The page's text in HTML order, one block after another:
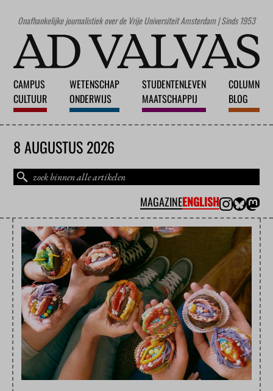
Onafhankelijke journalistiek over de Vrije Universiteit Amsterdam | Sinds 1953
CAMPUS
CULTUUR
WETENSCHAP
ONDERWIJS
STUDENTENLEVEN
MAATSCHAPPIJ
COLUMN
BLOG
8 AUGUSTUS 2026
MAGAZINEENGLISH